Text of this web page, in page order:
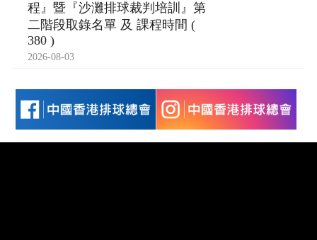
程』暨『沙灘排球裁判培訓』第
二階段取錄名單 及 課程時間 (
380 )
2026-08-03